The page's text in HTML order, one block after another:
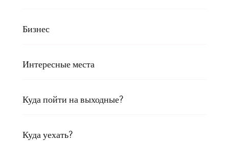
Бизнес
Интересные места
Куда пойти на выходные?
Куда уехать?